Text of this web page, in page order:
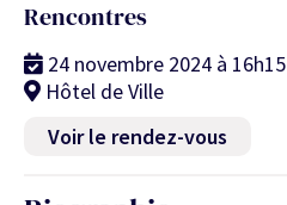
Rencontres
24 novembre 2024 à 16h15
Hôtel de Ville
Voir le rendez-vous